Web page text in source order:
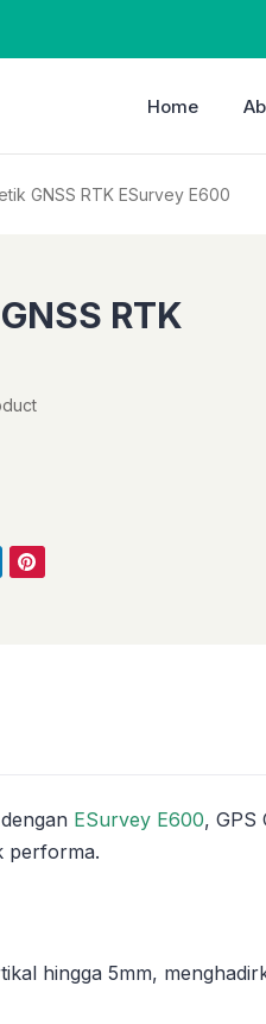
Home
GNSS RTK ESurvey E600
RTK
ESurvey E600, GPS
performa.
hingga 5mm,